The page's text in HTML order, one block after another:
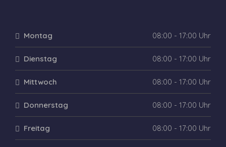
Montag 08:00 - 17:00 Uhr
Dienstag 08:00 - 17:00 Uhr
Mittwoch 08:00 - 17:00 Uhr
Donnerstag 08:00 - 17:00 Uhr
Freitag 08:00 - 17:00 Uhr